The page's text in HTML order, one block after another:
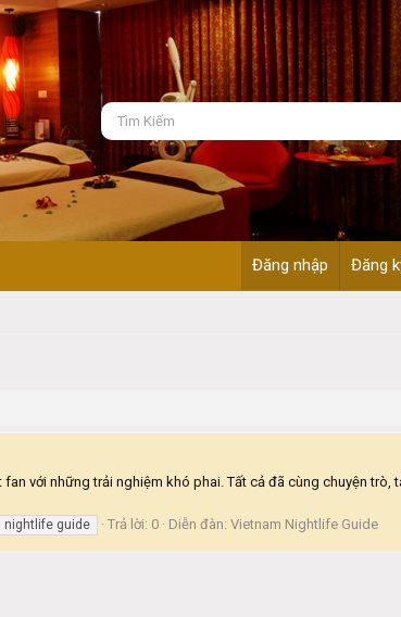
Đăng nhập Đăng
với những trải nghiệm khó phai. Tất cả đã cùng chuyện trò,
nightlife guide Trả lời: 0 Diễn đàn: Vietnam Nightlife Guide